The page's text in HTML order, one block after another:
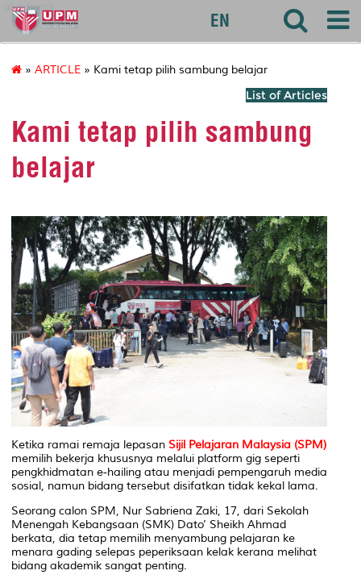
akademik
EN
» ARTICLE » Kami tetap pilih sambung belajar
List of Articles
Kami tetap pilih sambung
belajar
Ketika ramai remaja lepasan Sijil Pelajaran Malaysia (SPM)
memilih bekerja khususnya melalui platform gig seperti
pengkhidmatan e-hailing atau menjadi pempengaruh media
sosial, namun bidang tersebut disifatkan tidak kekal lama.
Seorang calon SPM, Nur Sabriena Zaki, 17, dari Sekolah
Menengah Kebangsaan (SMK) Dato’ Sheikh Ahmad
berkata, dia tetap memilih menyambung pelajaran ke
menara gading selepas peperiksaan kelak kerana melihat
bidang akademik sangat penting.